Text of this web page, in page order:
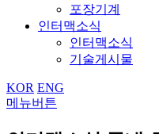
포장기계
인터맥소식
인터맥소식
기술게시물
KOR ENG
메뉴버튼